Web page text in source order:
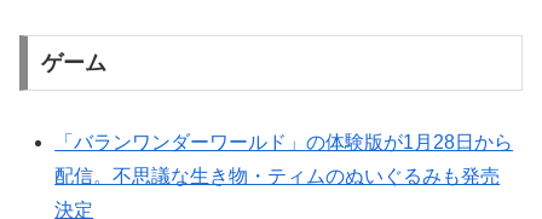
ゲーム
「バランワンダーワールド」の体験版が1月28日から
配信。不思議な生き物・ティムのぬいぐるみも発売
決定